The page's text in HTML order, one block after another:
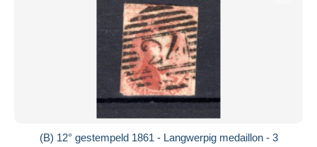
(B) 12° gestempeld 1861 - Langwerpig medaillon - 3